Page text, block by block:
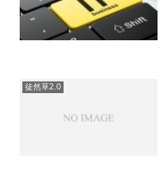
徒然草2.0